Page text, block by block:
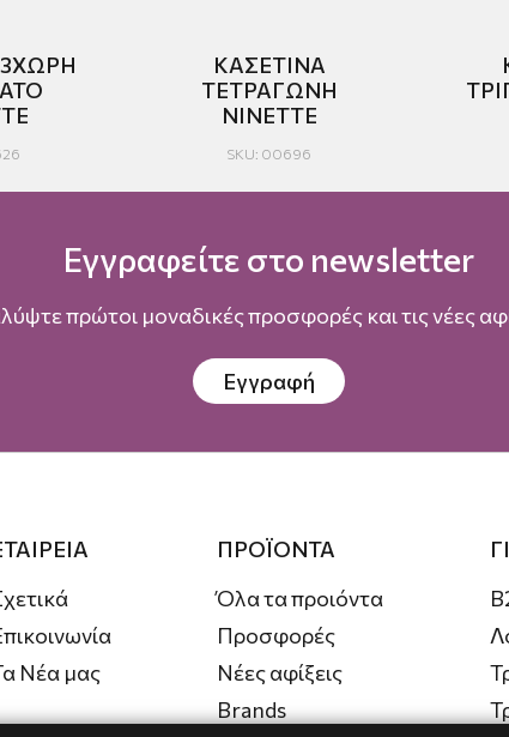
ΚΑΣΕΤΙΝΑ
ΤΕΤΡΑΓΩΝΗ
ΝΙΝΕΤΤΕ
SKU: 00696
Εγγραφείτε στο newsletter
πρώτοι μοναδικές προσφορές και τις νέες
Εγγραφή
Νέα μας
ΠΡΟΪΟΝΤΑ
Όλα τα προιόντα
Προσφορές
Νέες αφίξεις
Brands